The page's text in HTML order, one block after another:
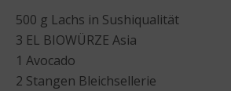
500 g Lachs in Sushiqualität
3 EL BIOWÜRZE Asia
1 Avocado
2 Stangen Bleichsellerie